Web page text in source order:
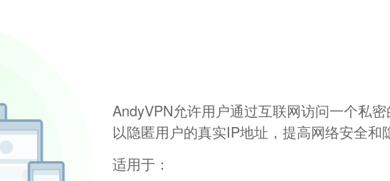
AndyVPN允许用户通过互联网访问一个私
以隐匿用户的真实IP地址，提高网络安全和
适用于：